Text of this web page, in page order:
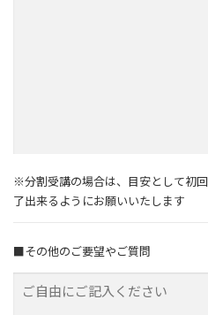
※分割受講の場合は、目安として初
了出来るようにお願いいたします
■その他のご要望やご質問